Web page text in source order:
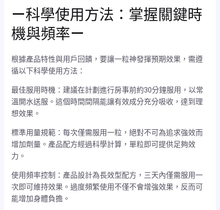
—科學使用方法：掌握關鍵時
機與頻率—
根據產品特性與用戶回饋，要讓一粒神發揮預期效果，需遵
循以下科學使用方法：
最佳服用時機：建議在計劃進行房事前約30分鐘服用，以常
溫開水送服。這個時間間隔能讓有效成分充分吸收，達到理
想效果。
標準用量規範：每次僅需服用一粒，絕對不可為追求強效而
增加劑量。產品配方經過科學計算，單粒即可提供足夠效
力。
使用頻率控制：產品設計為長效型配方，三天內僅需服用一
次即可維持效果。過度頻繁使用不僅不會增強效果，反而可
能增加身體負擔。